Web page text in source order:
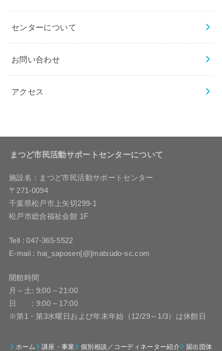
センターについて
お問い合わせ
アクセス
まつど市民活動サポートセンターについて
施設名：まつど市民活動サポートセンター
〒271-0094
千葉県松戸市上矢切299-1
松戸市総合福祉会館 1F
Tell : 047-365-5522
E-mail : hai_saposen[@]matsudo-sc.com
開館時間
月～土: 9:00 – 21:00
日 : 9:00 – 17:00
※第1・第3水曜日および年末年始（12/29～1/3）は休館日
ホーム 講座・事業 個別相談／コーディネーター紹介 届出団体